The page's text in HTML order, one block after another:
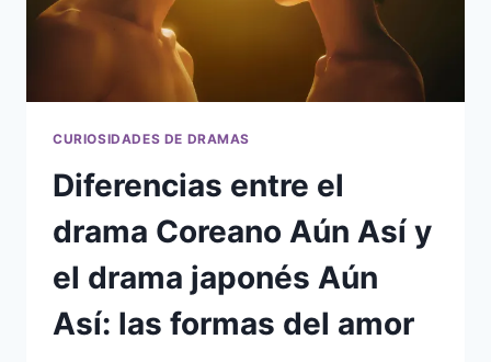
CURIOSIDADES DE DRAMAS
Diferencias entre el
drama Coreano Aún Así y
el drama japonés Aún
Así: las formas del amor